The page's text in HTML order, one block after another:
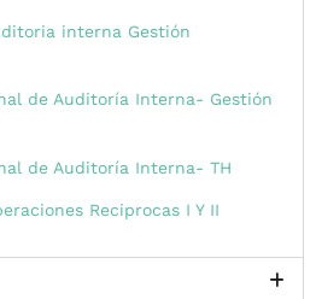
interna Gestión
de Auditoría Interna- Gestión
de Auditoría Interna- TH
Reciprocas I Y II